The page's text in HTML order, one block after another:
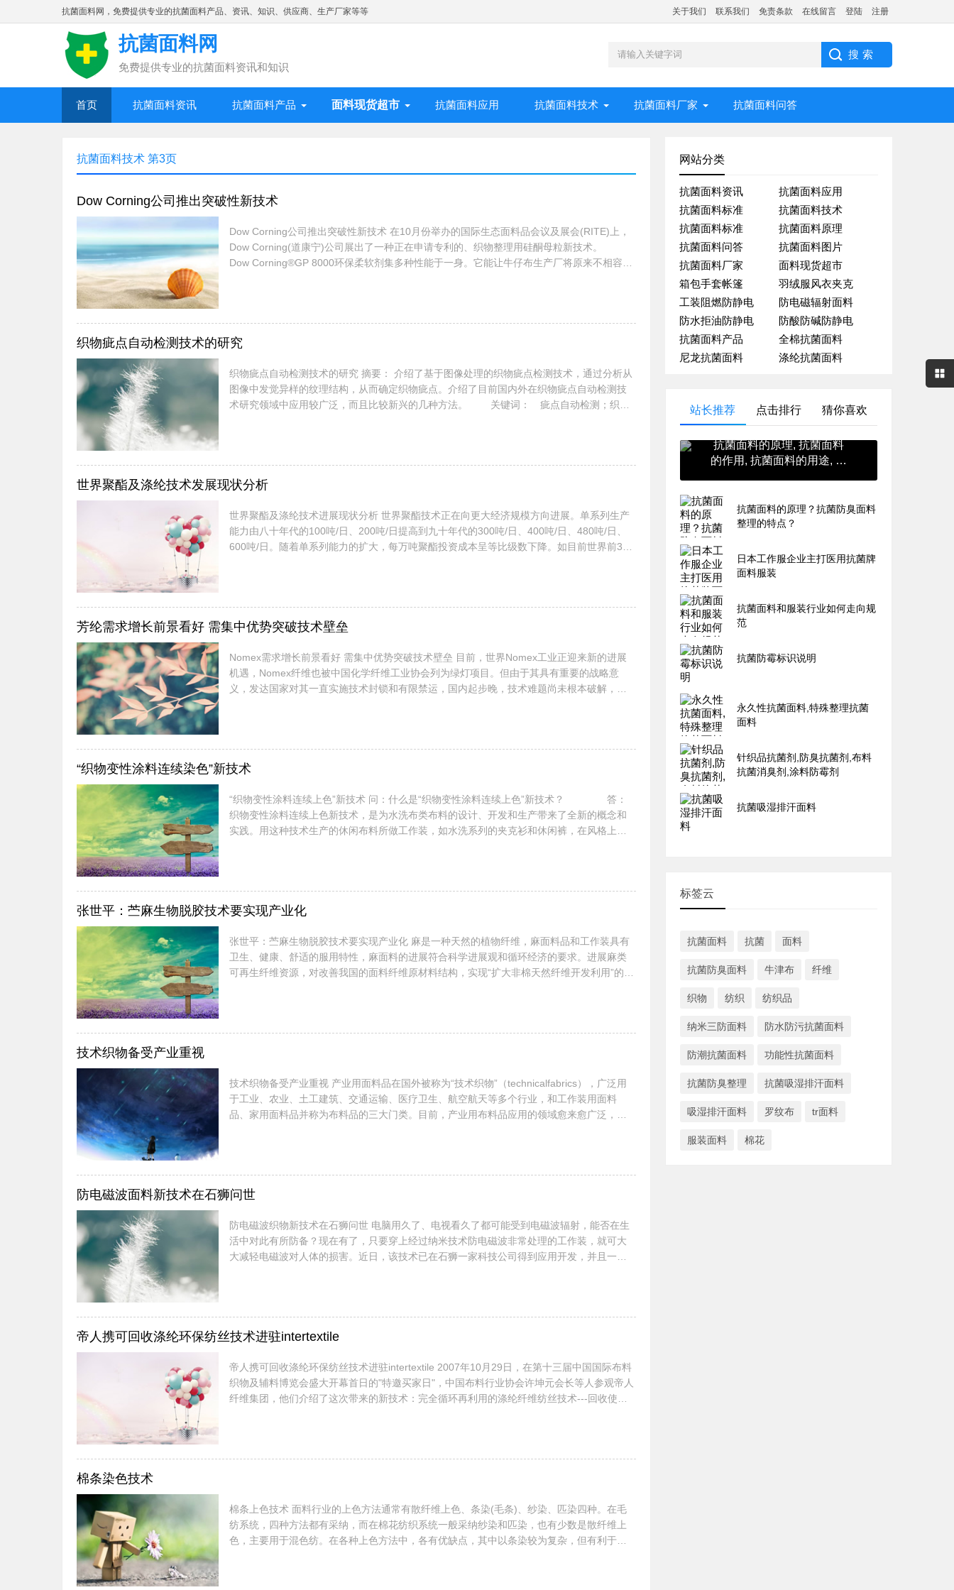
抗菌面料网，免费提供专业的抗菌面料产品、资讯、知识、供应商、生产厂家等等 关于我们 联系我们 免责条款 在线留言 登陆 注册
抗菌面料网
免费提供专业的抗菌面料资讯和知识
首页 抗菌面料资讯 抗菌面料产品 面料现货超市 抗菌面料应用 抗菌面料技术 抗菌面料厂家 抗菌面料问答
抗菌面料技术 第3页
Dow Corning公司推出突破性新技术
Dow Corning公司推出突破性新技术 在10月份举办的国际生态面料品会议及展会(RITE)上，
Dow Corning(道康宁)公司展出了一种正在申请专利的、织物整理用硅酮母粒新技术。
Dow Corning®GP 8000环保柔软剂集多种性能于一身。它能让牛仔布生产厂将原来不相容的
织物疵点自动检测技术的研究
织物疵点自动检测技术的研究 摘要： 介绍了基于图像处理的织物疵点检测技术，通过分析从
图像中发觉异样的纹理结构，从而确定织物疵点。介绍了目前国内外在织物疵点自动检测技
术研究领域中应用较广泛，而且比较新兴的几种方法。 关键词： 疵点自动检测；织物
世界聚酯及涤纶技术发展现状分析
世界聚酯及涤纶技术进展现状分析 世界聚酯技术正在向更大经济规模方向进展。单系列生产
能力由八十年代的100吨/日、200吨/日提高到九十年代的300吨/日、400吨/日、480吨/日、
600吨/日。随着单系列能力的扩大，每万吨聚酯投资成本呈等比级数下降。如目前世界前30
芳纶需求增长前景看好 需集中优势突破技术壁垒
Nomex需求增长前景看好 需集中优势突破技术壁垒 目前，世界Nomex工业正迎来新的进展
机遇，Nomex纤维也被中国化学纤维工业协会列为绿灯项目。但由于其具有重要的战略意
义，发达国家对其一直实施技术封锁和有限禁运，国内起步晚，技术难题尚未根本破解，严
“织物变性涂料连续染色”新技术
“织物变性涂料连续上色”新技术 问：什么是“织物变性涂料连续上色”新技术？ 答：
织物变性涂料连续上色新技术，是为水洗布类布料的设计、开发和生产带来了全新的概念和
实践。用这种技术生产的休闲布料所做工作装，如水洗系列的夹克衫和休闲裤，在风格上和
张世平：苎麻生物脱胶技术要实现产业化
张世平：苎麻生物脱胶技术要实现产业化 麻是一种天然的植物纤维，麻面料品和工作装具有
卫生、健康、舒适的服用特性，麻面料的进展符合科学进展观和循环经济的要求。进展麻类
可再生纤维资源，对改善我国的面料纤维原材料结构，实现“扩大非棉天然纤维开发利用”的结
技术织物备受产业重视
技术织物备受产业重视 产业用面料品在国外被称为“技术织物”（technicalfabrics），广泛用
于工业、农业、土工建筑、交通运输、医疗卫生、航空航天等多个行业，和工作装用面料
品、家用面料品并称为布料品的三大门类。目前，产业用布料品应用的领域愈来愈广泛，已
防电磁波面料新技术在石狮问世
防电磁波织物新技术在石狮问世 电脑用久了、电视看久了都可能受到电磁波辐射，能否在生
活中对此有所防备？现在有了，只要穿上经过纳米技术防电磁波非常处理的工作装，就可大
大减轻电磁波对人体的损害。近日，该技术已在石狮一家科技公司得到应用开发，并且一问
帝人携可回收涤纶环保纺丝技术进驻intertextile
帝人携可回收涤纶环保纺丝技术进驻intertextile 2007年10月29日，在第十三届中国国际布料
织物及辅料博览会盛大开幕首日的"特邀买家日"，中国布料行业协会许坤元会长等人参观帝人
纤维集团，他们介绍了这次带来的新技术：完全循环再利用的涤纶纤维纺丝技术---回收使用
棉条染色技术
棉条上色技术 面料行业的上色方法通常有散纤维上色、条染(毛条)、纱染、匹染四种。在毛
纺系统，四种方法都有采纳，而在棉花纺织系统一般采纳纱染和匹染，也有少数是散纤维上
色，主要用于混色纺。在各种上色方法中，各有优缺点，其中以条染较为复杂，但有利于新
网站分类
抗菌面料资讯
抗菌面料应用
抗菌面料标准
抗菌面料技术
抗菌面料标准
抗菌面料原理
抗菌面料问答
抗菌面料图片
抗菌面料厂家
面料现货超市
箱包手套帐篷
羽绒服风衣夹克
工装阻燃防静电
防电磁辐射面料
防水拒油防静电
防酸防碱防静电
抗菌面料产品
全棉抗菌面料
尼龙抗菌面料
涤纶抗菌面料
站长推荐 点击排行 猜你喜欢
抗菌面料的原理, 抗菌面料
的作用, 抗菌面料的用途, 抗
抗菌面料的原理？抗菌防臭面料
整理的特点？
日本工作服企业主打医用抗菌牌
面料服装
抗菌面料和服装行业如何走向规
范
抗菌防霉标识说明
永久性抗菌面料,特殊整理抗菌
面料
针织品抗菌剂,防臭抗菌剂,布料
抗菌消臭剂,涂料防霉剂
抗菌吸湿排汗面料
标签云
抗菌面料 抗菌 面料
抗菌防臭面料 牛津布 纤维
织物 纺织 纺织品
纳米三防面料 防水防污抗菌面料
防潮抗菌面料 功能性抗菌面料
抗菌防臭整理 抗菌吸湿排汗面料
吸湿排汗面料 罗纹布 tr面料
服装面料 棉花